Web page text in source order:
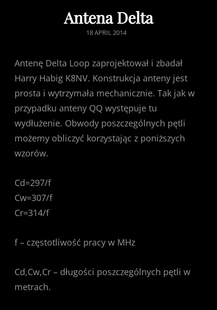
Antena Delta
POSTED
18 APRIL 2014
Antenę Delta Loop zaprojektował i zbadał
Harry Habig K8NV. Konstrukcja anteny jest
prosta i wytrzymała mechanicznie. Tak jak w
przypadku anteny QQ występuje tu
wydłużenie. Obwody poszczególnych pętli
możemy obliczyć korzystając z poniższych
wzorów.
Cd=297/f
Cw=307/f
Cr=314/f
f – częstotliwość pracy w MHz
Cd,Cw,Cr – długości poszczególnych pętli w
metrach.